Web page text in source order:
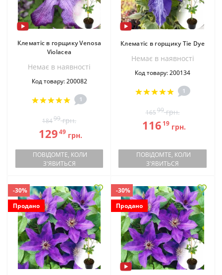
Клематіс в горщику Venosa
Violacea
Немає в наявностi
Код товару: 200082
1
18499грн.
12949 грн.
ПОВІДОМТЕ, КОЛИ
З'ЯВИТЬСЯ
Клематіс в горщику Tie Dye
Немає в наявностi
Код товару: 200134
1
16599грн.
116 19грн.
ПОВІДОМТЕ, КОЛИ
З'ЯВИТЬСЯ
-30%
Продано
-30%
Продано